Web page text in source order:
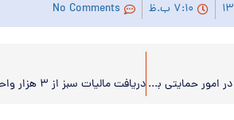
۷:۱۰ ب.ظ No Comments
فهرست مناطق کمتر توسعه یافته در امور حمایتی برای دوره برنامه پنجساله پنجم توسعه تنفیذ شد.